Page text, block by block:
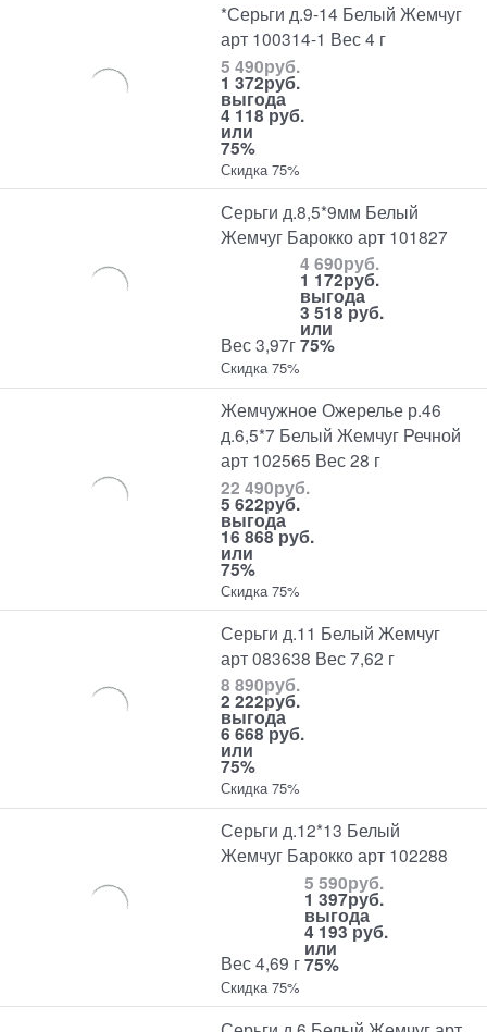
*Серьги д.9-14 Белый Жемчуг
арт 100314-1 Вес 4 г
5 490руб.
1 372руб.
выгода
4 118 руб.
или
75%
Скидка 75%
Серьги д.8,5*9мм Белый
Жемчуг Барокко арт 101827
Вес 3,97г
4 690руб.
1 172руб.
выгода
3 518 руб.
или
75%
Скидка 75%
Жемчужное Ожерелье р.46
д.6,5*7 Белый Жемчуг Речной
арт 102565 Вес 28 г
22 490руб.
5 622руб.
выгода
16 868 руб.
или
75%
Скидка 75%
Серьги д.11 Белый Жемчуг
арт 083638 Вес 7,62 г
8 890руб.
2 222руб.
выгода
6 668 руб.
или
75%
Скидка 75%
Серьги д.12*13 Белый
Жемчуг Барокко арт 102288
Вес 4,69 г
5 590руб.
1 397руб.
выгода
4 193 руб.
или
75%
Скидка 75%